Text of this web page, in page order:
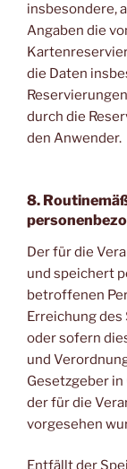
insbesondere,
Angaben die
die Daten
durch die
den Anwender.
8.
Der für die
und speichert
betroffenen
Erreichung
oder sofern
und
Gesetzgeber
der für die
vorgesehen
Entfällt der